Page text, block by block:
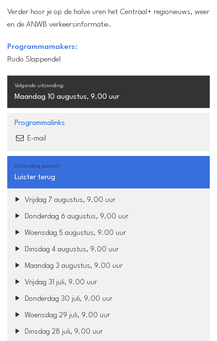
Verder hoor je op de halve uren het Centraal+ regionieuws, weer
en de ANWB verkeersinformatie.
Programmamakers:
Rudo Slappendel
Volgende uitzending:
Maandag 10 augustus, 9.00 uur
Programmalinks
E-mail
Uitzending gemist?
Luister terug
Vrijdag 7 augustus, 9.00 uur
Donderdag 6 augustus, 9.00 uur
Woensdag 5 augustus, 9.00 uur
Dinsdag 4 augustus, 9.00 uur
Maandag 3 augustus, 9.00 uur
Vrijdag 31 juli, 9.00 uur
Donderdag 30 juli, 9.00 uur
Woensdag 29 juli, 9.00 uur
Dinsdag 28 juli, 9.00 uur